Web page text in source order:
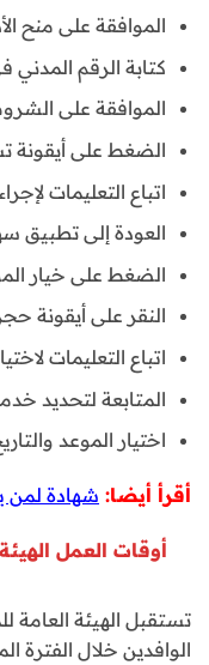
الموافقة على منح
كتابة الرقم
الموافقة على
الضغط على أيقونة
اتباع التعليمات
العودة إلى تطبيق
الضغط على خيار
النقر على أيقونة
اتباع التعليمات
المتابعة لتحديد
اختيار الموعد
أقرأ أيضا: شهادة لمن
أوقات العمل
تستقبل الهيئة العامة
الوافدين خلال الفترة